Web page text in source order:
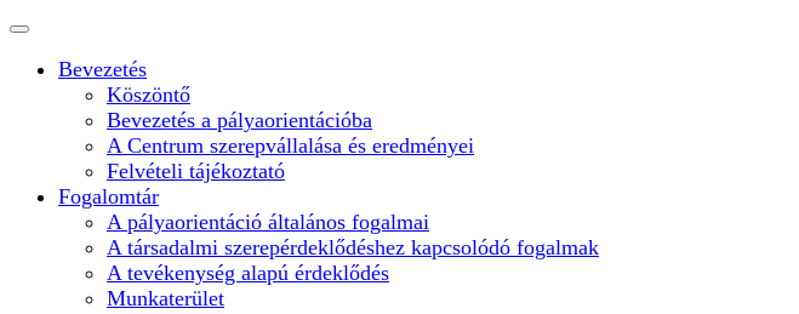
Bevezetés
Köszöntő
Bevezetés a pályaorientációba
A Centrum szerepvállalása és eredményei
Felvételi tájékoztató
Fogalomtár
A pályaorientáció általános fogalmai
A társadalmi szerepérdeklődéshez kapcsolódó fogalmak
A tevékenység alapú érdeklődés
Munkaterület